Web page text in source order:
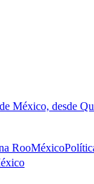
México, desde
RooMéxico